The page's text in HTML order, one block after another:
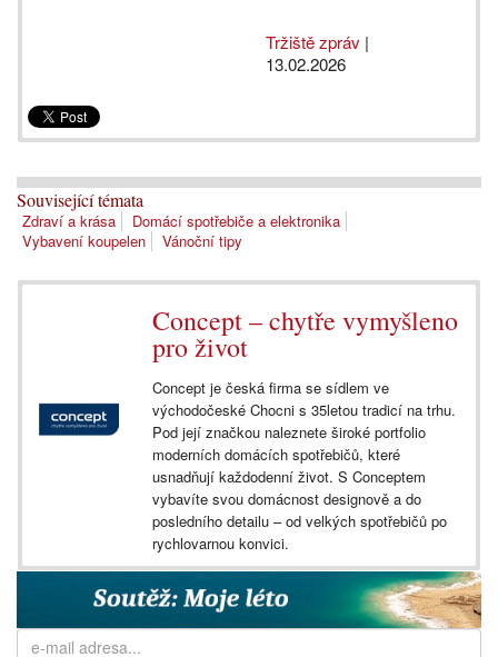
Tržiště zpráv |
13.02.2026
Související témata
Zdraví a krása
Domácí spotřebiče a elektronika
Vybavení koupelen
Vánoční tipy
Concept – chytře vymyšleno
pro život
Concept je česká firma se sídlem ve
východočeské Chocni s 35letou tradicí na trhu.
Pod její značkou naleznete široké portfolio
moderních domácích spotřebičů, které
usnadňují každodenní život. S Conceptem
vybavíte svou domácnost designově a do
posledního detailu – od velkých spotřebičů po
rychlovarnou konvici.